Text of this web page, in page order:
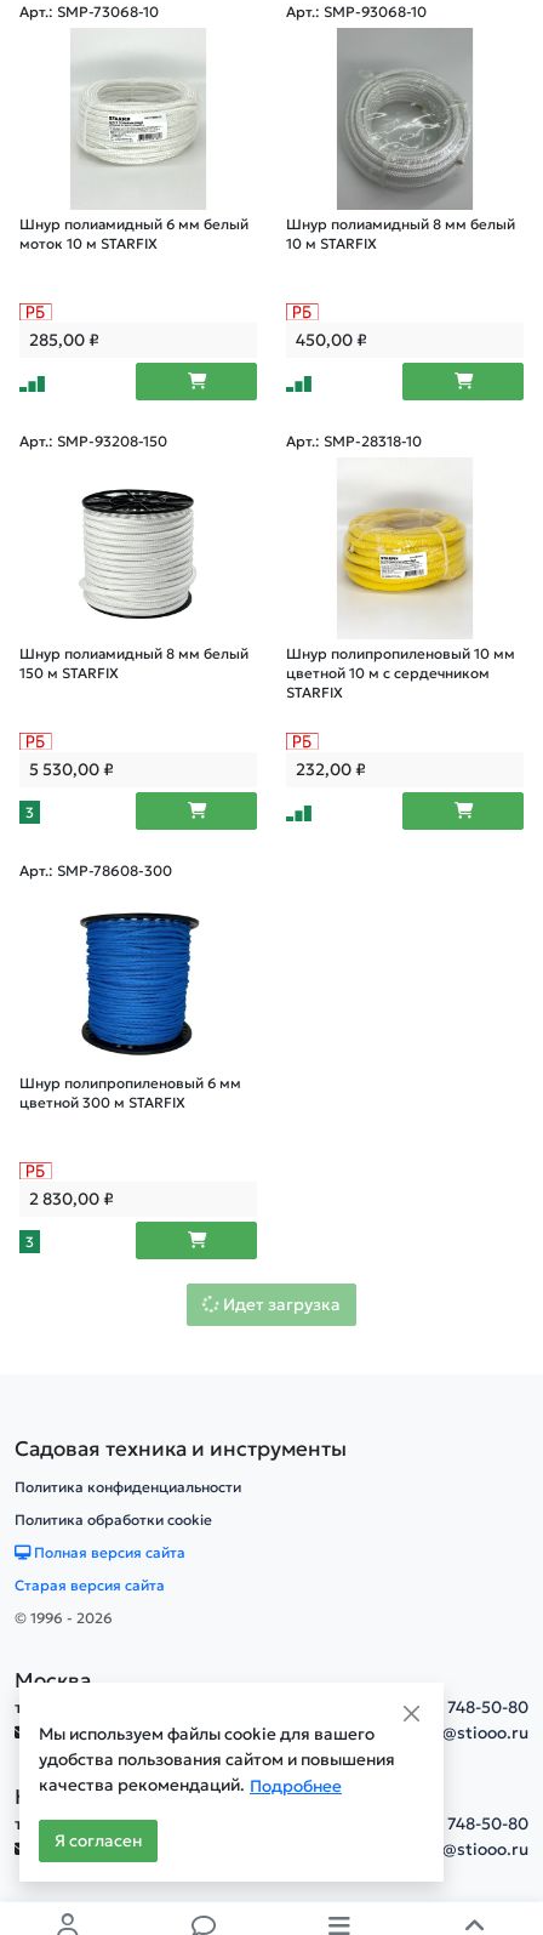
Арт.: SMP-73068-10
Шнур полиамидный 6 мм белый
моток 10 м STARFIX
285,00₽
Арт.: SMP-93068-10
Шнур полиамидный 8 мм белый
10 м STARFIX
450,00₽
Арт.: SMP-93208-150
Шнур полиамидный 8 мм белый
150 м STARFIX
5 530,00₽
3
Арт.: SMP-28318-10
Шнур полипропиленовый 10 мм
цветной 10 м с сердечником
STARFIX
232,00₽
Арт.: SMP-78608-300
Шнур полипропиленовый 6 мм
цветной 300 м STARFIX
2 830,00₽
3
Идет загрузка
Мы используем файлы cookie для вашего
удобства пользования сайтом и повышения
качества рекомендаций. Подробнее
Я согласен
Садовая техника и инструменты
Политика конфиденциальности
Политика обработки cookie
Полная версия сайта
Старая версия сайта
© 1996 - 2026
Москва
тел.
+7(495) 748-50-80
info@stiooo.ru
Новосибирск
тел.
+7(495) 748-50-80
info@stiooo.ru